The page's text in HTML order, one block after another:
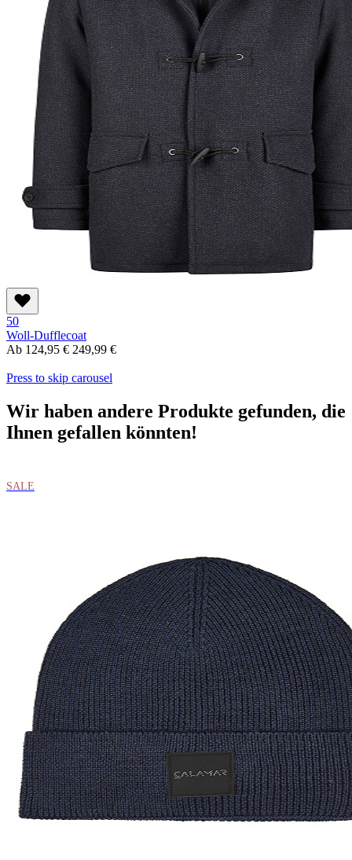
50
Woll-Dufflecoat
Ab 124,95 € 249,99 €
Press to skip carousel
Wir haben andere Produkte gefunden, die
Ihnen gefallen könnten!
SALE